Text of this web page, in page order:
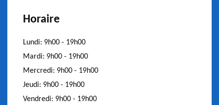
Horaire
Lundi: 9h00 - 19h00
Mardi: 9h00 - 19h00
Mercredi: 9h00 - 19h00
Jeudi: 9h00 - 19h00
Vendredi: 9h00 - 19h00